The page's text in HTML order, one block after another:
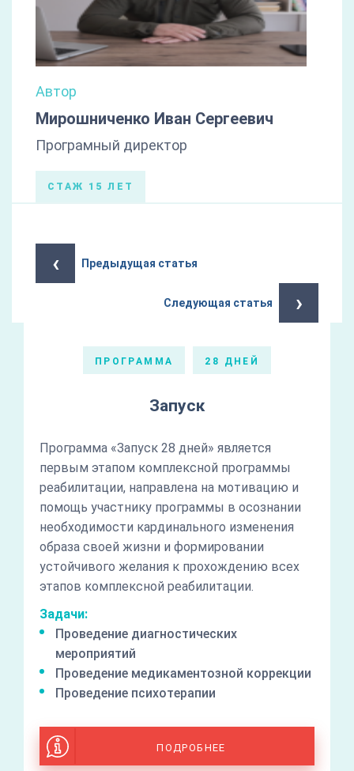
Автор
Мирошниченко Иван Сергеевич
Програмный директор
СТАЖ 15 ЛЕТ
‹ Предыдущая статья
Следующая статья ›
ПРОГРАММА 28 ДНЕЙ
Запуск
Программа «Запуск 28 дней» является
первым этапом комплексной программы
реабилитации, направлена на мотивацию и
помощь участнику программы в осознании
необходимости кардинального изменения
образа своей жизни и формировании
устойчивого желания к прохождению всех
этапов комплексной реабилитации.
Задачи:
Проведение диагностических
мероприятий
Проведение медикаментозной коррекции
Проведение психотерапии
ПОДРОБНЕЕ